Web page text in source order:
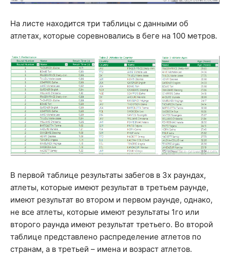
На листе находится три таблицы с данными об
атлетах, которые соревновались в беге на 100 метров.
В первой таблице результаты забегов в 3х раундах,
атлеты, которые имеют результат в третьем раунде,
имеют результат во втором и первом раунде, однако,
не все атлеты, которые имеют результаты 1го или
второго раунда имеют результат третьего. Во второй
таблице представлено распределение атлетов по
странам, а в третьей – имена и возраст атлетов.